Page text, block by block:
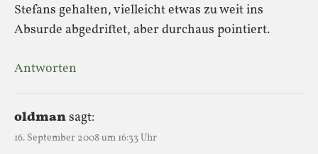
Stefans gehalten, vielleicht etwas zu weit ins
Absurde abgedriftet, aber durchaus pointiert.
Antworten
oldmansagt:
16. September 2008 um 16:33 Uhr